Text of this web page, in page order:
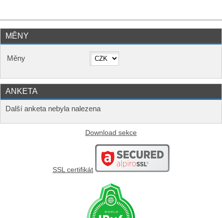
MĚNY
Měny
ANKETA
Další anketa nebyla nalezena
Download sekce
SSL certifikát